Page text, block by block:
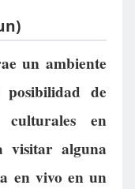
un ambiente
de
en
visitar alguna
en vivo en un